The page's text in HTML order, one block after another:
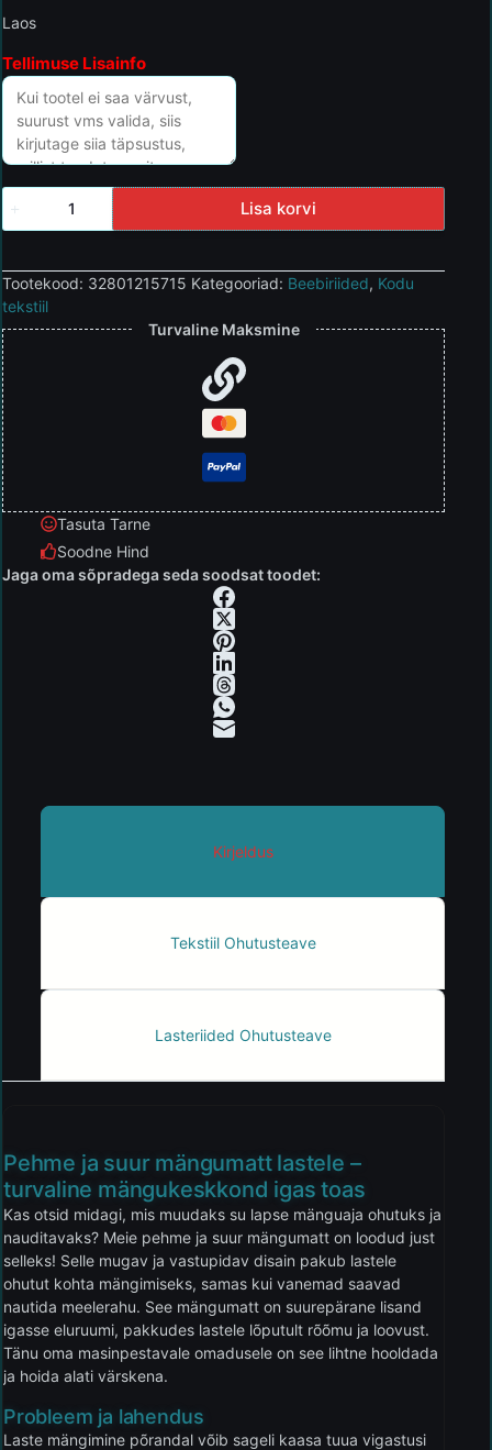
Laos
Tellimuse Lisainfo
Lisa korvi
Tootekood: 32801215715 Kategooriad: Beebiriided, Kodu
tekstiil
Turvaline Maksmine
Tasuta Tarne
Soodne Hind
Jaga oma sõpradega seda soodsat toodet:
Kirjeldus
Tekstiil Ohutusteave
Lasteriided Ohutusteave
Pehme ja suur mängumatt lastele –
turvaline mängukeskkond igas toas
Kas otsid midagi, mis muudaks su lapse mänguaja ohutuks ja
nauditavaks? Meie pehme ja suur mängumatt on loodud just
selleks! Selle mugav ja vastupidav disain pakub lastele
ohutut kohta mängimiseks, samas kui vanemad saavad
nautida meelerahu. See mängumatt on suurepärane lisand
igasse eluruumi, pakkudes lastele lõputult rõõmu ja loovust.
Tänu oma masinpestavale omadusele on see lihtne hooldada
ja hoida alati värskena.
Probleem ja lahendus
Laste mängimine põrandal võib sageli kaasa tuua vigastusi